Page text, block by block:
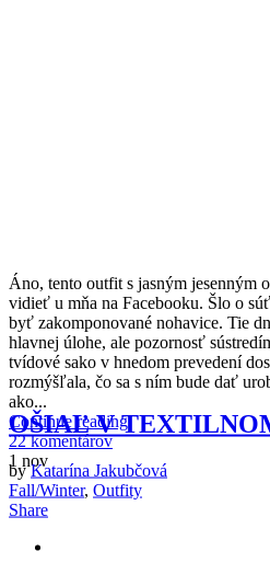
Áno, tento outfit s jasným jesenným
vidieť u mňa na Facebooku. Šlo o
byť zakomponované nohavice. Tie
hlavnej úlohe, ale pozornosť
tvídové sako v hnedom prevedení
rozmýšľala, čo sa s ním bude dať
ako...
Continue reading
22 komentárov
1 nov
OŠIAĽ V
byKatarína Jakubčová
Fall/Winter, Outfity
Share